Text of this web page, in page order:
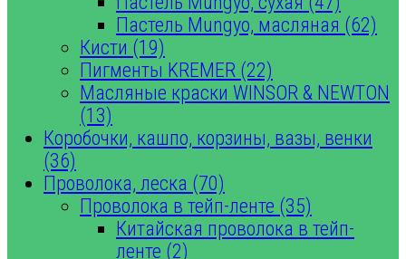
Пастель Mungyo, масляная (62)
Кисти (19)
Пигменты KREMER (22)
Масляные краски WINSOR & NEWTON
(13)
Коробочки, кашпо, корзины, вазы, венки
(36)
Проволока, леска (70)
Проволока в тейп-ленте (35)
Китайская проволока в тейп-
ленте (2)